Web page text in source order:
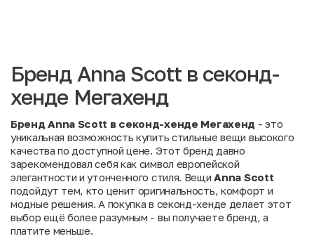
Бренд Anna Scott в секонд-
хенде Мегахенд
Бренд Anna Scott в секонд-хенде Мегахенд - это
уникальная возможность купить стильные вещи высокого
качества по доступной цене. Этот бренд давно
зарекомендовал себя как символ европейской
элегантности и утонченного стиля. Вещи Anna Scott
подойдут тем, кто ценит оригинальность, комфорт и
модные решения. А покупка в секонд-хенде делает этот
выбор ещё более разумным - вы получаете бренд, а
платите меньше.